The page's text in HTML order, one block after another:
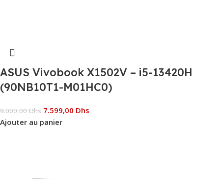
ASUS Vivobook X1502V – i5-13420H
(90NB10T1-M01HC0)
9.000,00Dhs 7.599,00 Dhs
Ajouter au panier